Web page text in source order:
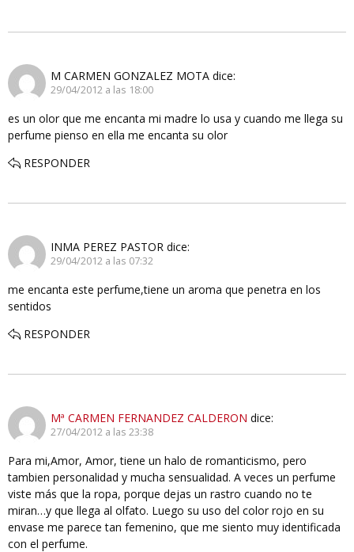
M CARMEN GONZALEZ MOTA dice:
29/04/2012 a las 18:00
es un olor que me encanta mi madre lo usa y cuando me llega su
perfume pienso en ella me encanta su olor
RESPONDER
INMA PEREZ PASTOR dice:
29/04/2012 a las 07:32
me encanta este perfume,tiene un aroma que penetra en los
sentidos
RESPONDER
Mª CARMEN FERNANDEZ CALDERON dice:
27/04/2012 a las 23:38
Para mi,Amor, Amor, tiene un halo de romanticismo, pero
tambien personalidad y mucha sensualidad. A veces un perfume
viste más que la ropa, porque dejas un rastro cuando no te
miran…y que llega al olfato. Luego su uso del color rojo en su
envase me parece tan femenino, que me siento muy identificada
con el perfume.